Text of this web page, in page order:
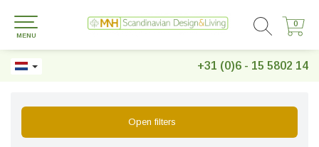
+31 (0)6 - 15 5802 14
0
0
MENU
Open filters